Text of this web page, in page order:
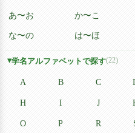
あ〜お か〜こ
な〜の は〜ほ
学名アルファベットで探す(22)
A B C
H I J
O P R